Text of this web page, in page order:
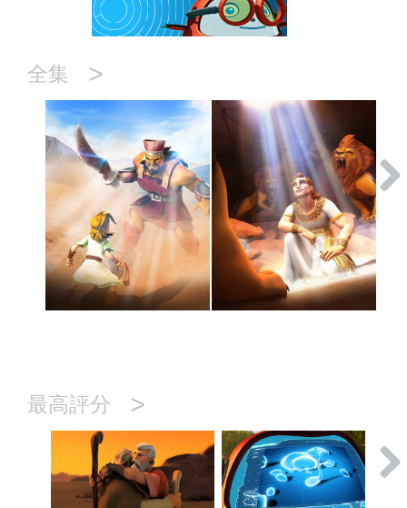
全集 >
最高評分 >